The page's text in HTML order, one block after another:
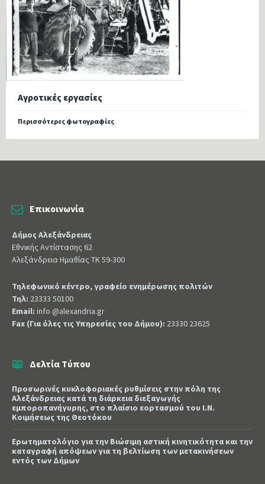
Αγροτικές εργασίες
Περισσότερες φωτογραφίες
Επικοινωνία
Δήμος Αλεξάνδρειας
Εθνικής Αντίστασης 62
Αλεξάνδρεια Ημαθίας ΤΚ 59-300
Τηλεφωνικό κέντρο, γραφείο ενημέρωσης πολιτών
Τηλ: 23333 50100
Email: info @alexandria.gr
Fax (Για όλες τις Υπηρεσίες του Δήμου): 23330 23625
Δελτία Τύπου
Προσωρινές κυκλοφοριακές ρυθμίσεις στην πόλη της
Αλεξάνδρειας κατά τη διάρκεια διεξαγωγής
εμποροπανήγυρης, στο πλαίσιο εορτασμού του Ι.Ν.
Κοιμήσεως της Θεοτόκου
Ερωτηματολόγιο για την Βιώσιμη αστική κινητικότητα και την
καταγραφή απόψεων για τη βελτίωση των μετακινήσεων
εντός των Δήμων